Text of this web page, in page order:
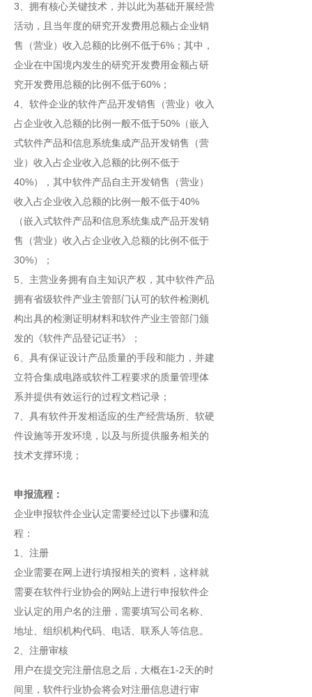
3、拥有核心关键技术，并以此为基础开展经营
活动，且当年度的研究开发费用总额占企业销
售（营业）收入总额的比例不低于6%；其中，
企业在中国境内发生的研究开发费用金额占研
究开发费用总额的比例不低于60%；
4、软件企业的软件产品开发销售（营业）收入
占企业收入总额的比例一般不低于50%（嵌入
式软件产品和信息系统集成产品开发销售（营
业）收入占企业收入总额的比例不低于
40%），其中软件产品自主开发销售（营业）
收入占企业收入总额的比例一般不低于40%
（嵌入式软件产品和信息系统集成产品开发销
售（营业）收入占企业收入总额的比例不低于
30%）；
5、主营业务拥有自主知识产权，其中软件产品
拥有省级软件产业主管部门认可的软件检测机
构出具的检测证明材料和软件产业主管部门颁
发的《软件产品登记证书》；
6、具有保证设计产品质量的手段和能力，并建
立符合集成电路或软件工程要求的质量管理体
系并提供有效运行的过程文档记录；
7、具有软件开发相适应的生产经营场所、软硬
件设施等开发环境，以及与所提供服务相关的
技术支撑环境；
申报流程：
企业申报软件企业认定需要经过以下步骤和流
程：
1、注册
企业需要在网上进行填报相关的资料，这样就
需要在软件行业协会的网站上进行申报软件企
业认定的用户名的注册，需要填写公司名称、
地址、组织机构代码、电话、联系人等信息。
2、注册审核
用户在提交完注册信息之后，大概在1-2天的时
间里，软件行业协会将会对注册信息进行审